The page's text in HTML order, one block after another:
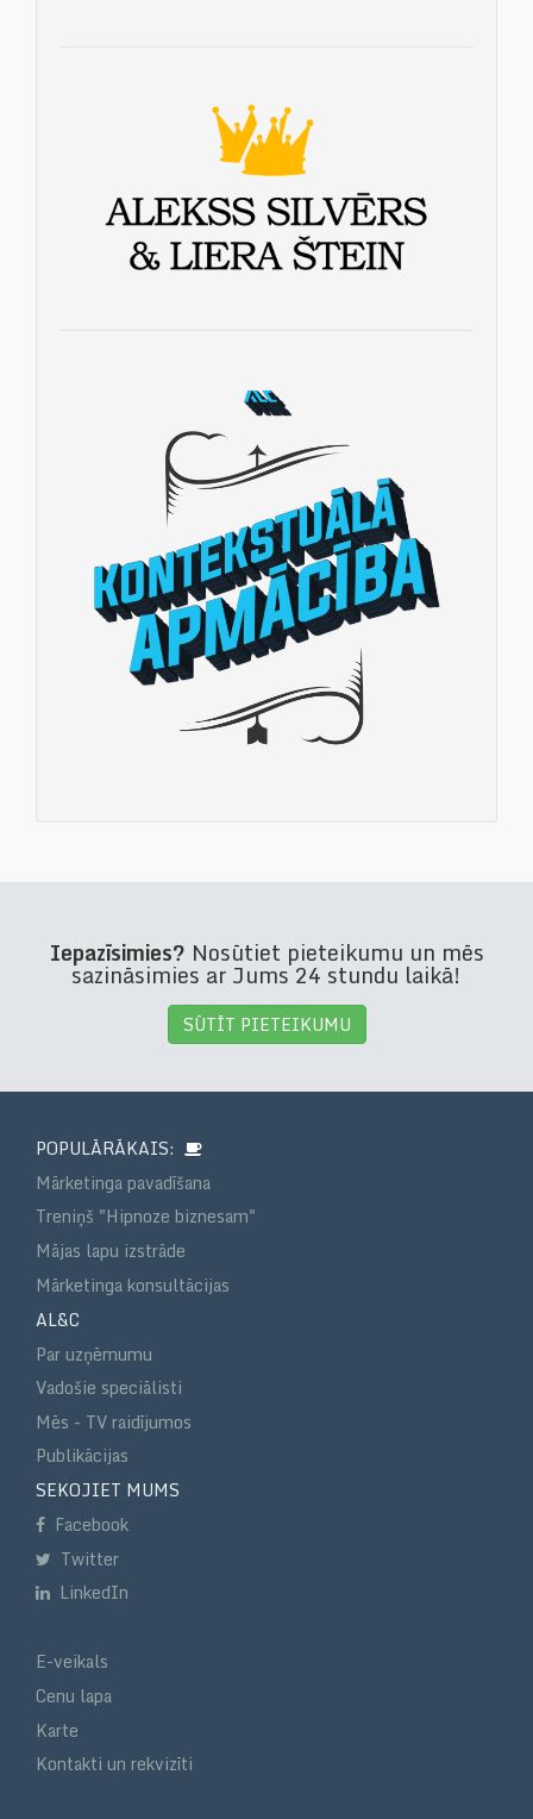
Iepazīsimies? Nosūtiet pieteikumu un mēs
sazināsimies ar Jums 24 stundu laikā!
SŪTĪT PIETEIKUMU
POPULĀRĀKAIS:
Mārketinga pavadīšana
Treniņš "Hipnoze biznesam"
Mājas lapu izstrāde
Mārketinga konsultācijas
AL&C
Par uzņēmumu
Vadošie speciālisti
Mēs - TV raidījumos
Publikācijas
SEKOJIET MUMS
Facebook
Twitter
LinkedIn
E-veikals
Cenu lapa
Karte
Kontakti un rekvizīti